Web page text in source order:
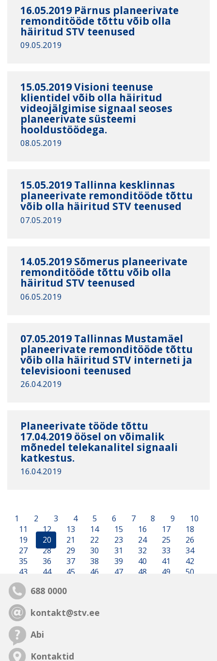
16.05.2019 Pärnus planeerivate
remonditööde tõttu võib olla
häiritud STV teenused
09.05.2019
15.05.2019 Visioni teenuse
klientidel võib olla häiritud
videojälgimise signaal seoses
planeerivate süsteemi
hooldustöödega.
08.05.2019
15.05.2019 Tallinna kesklinnas
planeerivate remonditööde tõttu
võib olla häiritud STV teenused
07.05.2019
14.05.2019 Sõmerus planeerivate
remonditööde tõttu võib olla
häiritud STV teenused
06.05.2019
07.05.2019 Tallinnas Mustamäel
planeerivate remonditööde tõttu
võib olla häiritud STV interneti ja
televisiooni teenused
26.04.2019
Planeerivate tööde tõttu
17.04.2019 öösel on võimalik
mõnedel telekanalitel signaali
katkestus.
16.04.2019
1 2 3 4 5 6 7 8 9
10
11
12 13 14 15 16 17
18
19
20 21 22 23 24 25
26
27
28 29 30 31 32 33
34
35
36 37 38 39 40 41
42
43
44 45 46 47 48 49 50
688 0000
kontakt@stv.ee
Abi
Kontaktid